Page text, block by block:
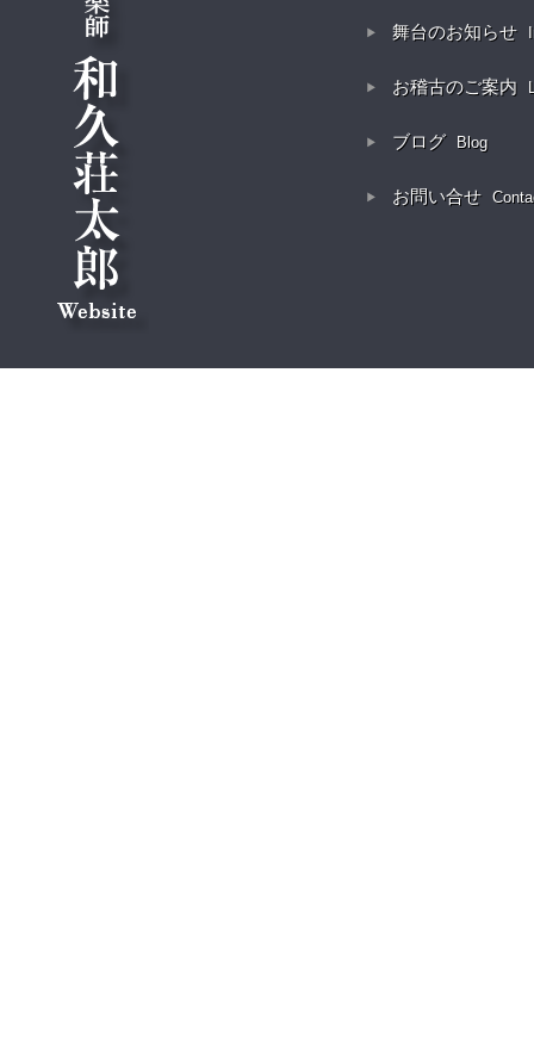
舞台のお知らせ
お稽古のご案内
ブログ Blog
お問い合せ